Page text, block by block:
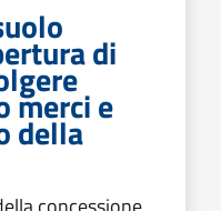
di
merci e
della